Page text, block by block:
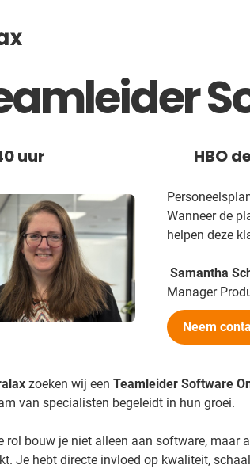
uur HBO
Wanneer de
helpen deze
Samantha
Manager
Neem
zoeken wij een Teamleider Software
van specialisten begeleidt in hun groei.
rol bouw je niet alleen aan software,
Je hebt directe invloed op kwaliteit,